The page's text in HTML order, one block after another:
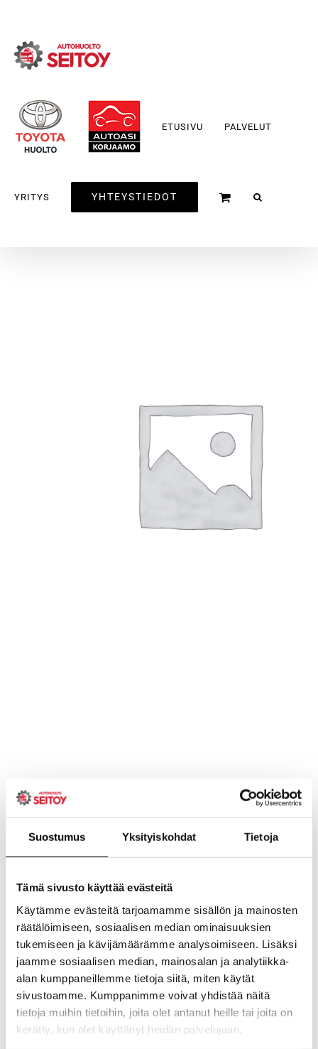
Suostumus Yksityiskohdat Tietoja
Tämä sivusto käyttää evästeitä
Käytämme evästeitä tarjoamamme sisällön ja mainosten
räätälöimiseen, sosiaalisen median ominaisuuksien
tukemiseen ja kävijämäärämme analysoimiseen. Lisäksi
jaamme sosiaalisen median, mainosalan ja analytiikka-
alan kumppaneillemme tietoja siitä, miten käytät
sivustoamme. Kumppanimme voivat yhdistää näitä
tietoja muihin tietoihin, joita olet antanut heille tai joita on
kerätty, kun olet käyttänyt heidän palvelujaan.
content
ETUSIVU PALVELUT
YRITYS YHTEYSTIEDOT